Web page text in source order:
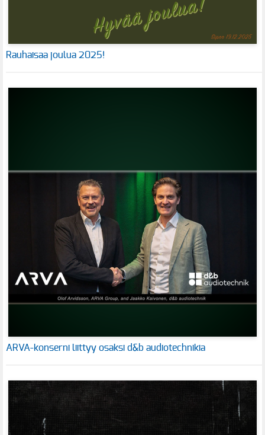
Rauhaisaa joulua 2025!
ARVA-konserni liittyy osaksi d&b audiotechnikia